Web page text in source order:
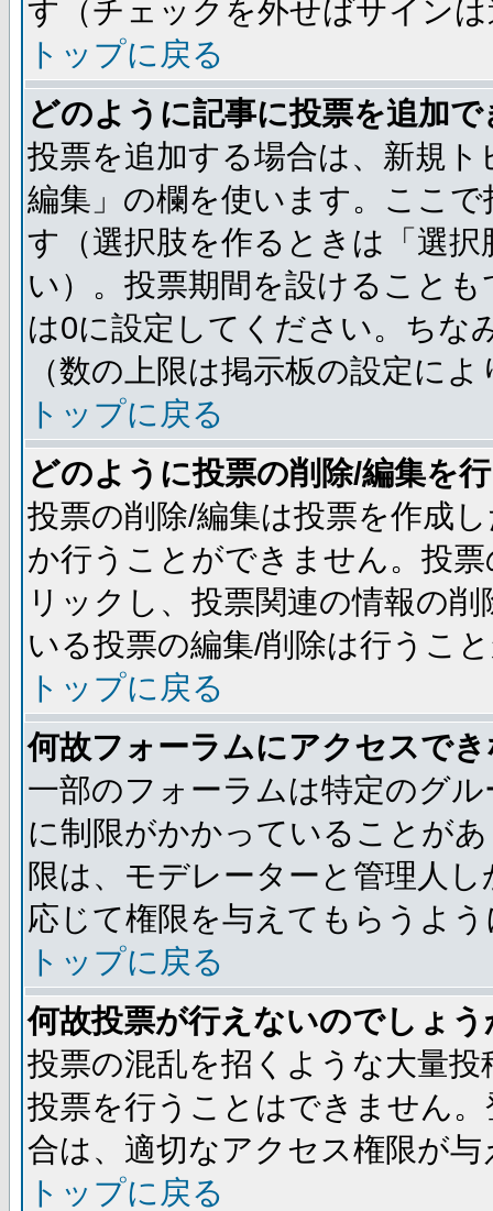
す（チェックを外せばサイン
トップに戻る
どのように記事に投票を追加
投票を追加する場合は、新規
編集」の欄を使います。ここ
す（選択肢を作るときは「選
い）。投票期間を設けること
は0に設定してください。ちな
（数の上限は掲示板の設定に
トップに戻る
どのように投票の削除/編集を
投票の削除/編集は投票を作成
か行うことができません。投
リックし、投票関連の情報の
いる投票の編集/削除は行うこ
トップに戻る
何故フォーラムにアクセスで
一部のフォーラムは特定のグ
に制限がかかっていることが
限は、モデレーターと管理人
応じて権限を与えてもらうよ
トップに戻る
何故投票が行えないのでしょう
投票の混乱を招くような大量
投票を行うことはできません
合は、適切なアクセス権限が
トップに戻る